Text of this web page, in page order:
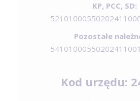
KP, PCC, SD:
Pozostałe
Kod urzędu: